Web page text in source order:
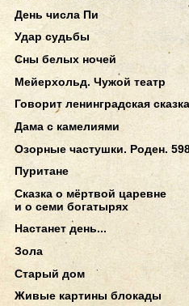
День числа Пи
Удар судьбы
Сны белых ночей
Мейерхольд. Чужой театр
Говорит ленинградская сказка
Дама с камелиями
Озорные частушки. Роден.
Пуритане
Сказка о мёртвой царевне
и о семи богатырях
Настанет день...
Зола
Старый дом
Живые картины блокады